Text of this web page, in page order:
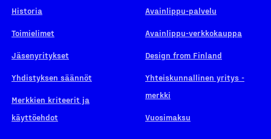
Historia
Toimielimet
Jäsenyritykset
Yhdistyksen säännöt
Merkkien kriteerit ja
käyttöehdot
Avainlippu-palvelu
Avainlippu-verkkokauppa
Design from Finland
Yhteiskunnallinen yritys -
merkki
Vuosimaksu